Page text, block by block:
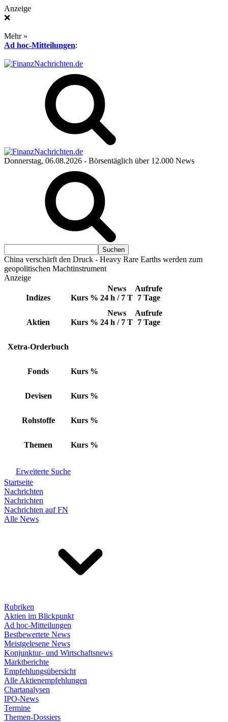
Anzeige
❌
Mehr »
Ad hoc-Mitteilungen:
Donnerstag, 06.08.2026 - Börsentäglich über 12.000 News
China verschärft den Druck - Heavy Rare Earths werden zum
geopolitischen Machtinstrument
Anzeige
Indizes Kurs %
News
24 h / 7 T
Aufrufe
7 Tage
Aktien Kurs %
News
24 h / 7 T
Aufrufe
7 Tage
Xetra-Orderbuch
Fonds Kurs %
Devisen Kurs %
Rohstoffe Kurs %
Themen Kurs %
Erweiterte Suche
Startseite
Nachrichten
Nachrichten
Nachrichten auf FN
Alle News
Rubriken
Aktien im Blickpunkt
Ad hoc-Mitteilungen
Bestbewertete News
Meistgelesene News
Konjunktur- und Wirtschaftsnews
Marktberichte
Empfehlungsübersicht
Alle Aktienempfehlungen
Chartanalysen
IPO-News
Termine
Themen-Dossiers